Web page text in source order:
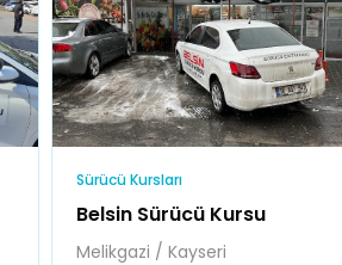
Sürücü Kursları
Belsin Sürücü Kursu
Melikgazi / Kayseri